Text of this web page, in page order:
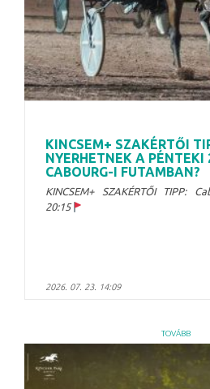
KINCSEM+ SZAKÉRTŐI
NYERHETNEK A PÉNTEKI
CABOURG-I FUTAMBAN?
KINCSEM+ SZAKÉRTŐI TIPP:
20:15
2026. 07. 23. 14:09
TOVÁBB